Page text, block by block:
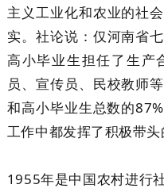
主义工业化和农业的社
实。社论说：仅河南省
高小毕业生担任了生产
员、宣传员、民校教师
和高小毕业生总数的
工作中都发挥了积极带头
1955年是中国农村进行